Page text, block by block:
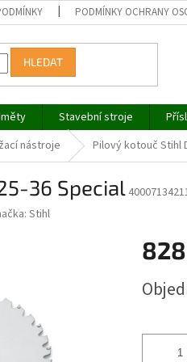
PODMÍNKY OCHRANY
HLEDAT
Stavební stroje
nástroje Pilový kotouč Stihl
36 Special
Stihl
cena: